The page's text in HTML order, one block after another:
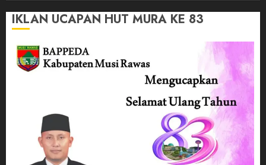
IKLAN UCAPAN HUT MURA KE 83